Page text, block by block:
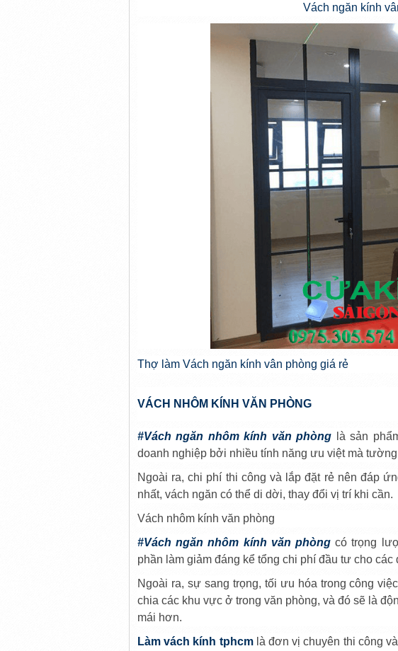
Vách ngăn kính
Thợ làm Vách ngăn kính vân phòng giá rẻ
VÁCH NHÔM KÍNH VĂN PHÒNG
#Vách ngăn nhôm kính văn phòng là sản
doanh nghiệp bởi nhiều tính năng ưu việt mà
Ngoài ra, chi phí thi công và lắp đặt rẻ nên đáp
nhất, vách ngăn có thể di dời, thay đổi vị trí khi cần.
Vách nhôm kính văn phòng
#Vách ngăn nhôm kính văn phòng có trọng
phần làm giảm đáng kể tổng chi phí đầu tư cho các
Ngoài ra, sự sang trọng, tối ưu hóa trong công
chia các khu vực ở trong văn phòng, và đó sẽ là
mái hơn.
Làm vách kính tphcmlà đơn vị chuyên thi công